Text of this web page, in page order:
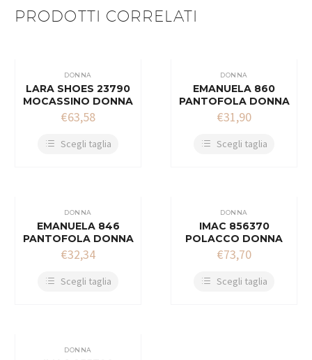
PRODOTTI CORRELATI
DONNA
LARA SHOES 23790
MOCASSINO DONNA
€63,58
Scegli taglia
DONNA
EMANUELA 860
PANTOFOLA DONNA
€31,90
Scegli taglia
DONNA
EMANUELA 846
PANTOFOLA DONNA
€32,34
Scegli taglia
DONNA
IMAC 856370
POLACCO DONNA
€73,70
Scegli taglia
DONNA